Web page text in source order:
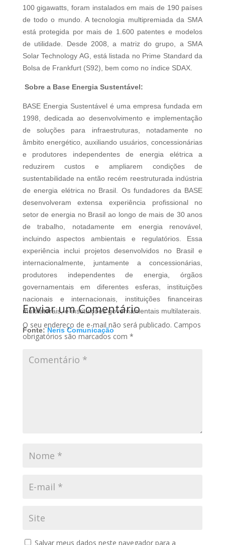
100 gigawatts, foram instalados em mais de 190 países
de todo o mundo. A tecnologia multipremiada da SMA
está protegida por mais de 1.600 patentes e modelos
de utilidade. Desde 2008, a matriz do grupo, a SMA
Solar Technology AG, está listada no Prime Standard da
Bolsa de Frankfurt (S92), bem como no índice SDAX.
Sobre a Base Energia Sustentável:
BASE Energia Sustentável é uma empresa fundada em
1998, dedicada ao desenvolvimento e implementação
de soluções para infraestruturas, notadamente no
âmbito energético, auxiliando usuários, concessionárias
e produtores independentes de energia elétrica a
reduzirem custos e ampliarem condições de
sustentabilidade na então recém reestruturada indústria
de energia elétrica no Brasil. Os fundadores da BASE
desenvolveram extensa experiência profissional no
setor de energia no Brasil ao longo de mais de 30 anos
de trabalho, notadamente em energia renovável,
incluindo aspectos ambientais e regulatórios. Essa
experiência inclui projetos desenvolvidos no Brasil e
internacionalmente, juntamente a concessionárias,
produtores independentes de energia, órgãos
governamentais em diferentes esferas, instituições
nacionais e internacionais, instituições financeiras
multilaterais, e instituições governamentais multilaterais.
Fonte:Neris Comunicação
Enviar um Comentário
O seu endereço de e-mail não será publicado. Campos
obrigatórios são marcados com *
Salvar meus dados neste navegador para a